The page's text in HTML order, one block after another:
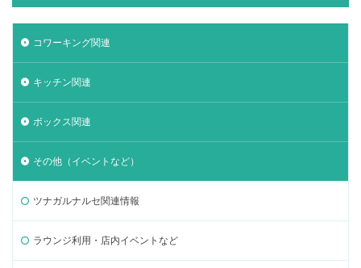
コワーキング関連
キッチン関連
ボックス関連
その他（イベントなど）
ツナガルナルセ関連情報
ラウンジ利用・店内イベントなど